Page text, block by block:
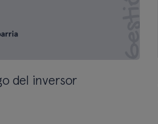
del inversor